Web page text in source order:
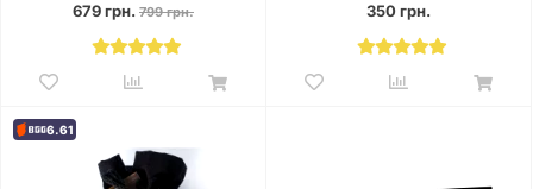
679 грн. 799 грн. 350 грн.
6.61